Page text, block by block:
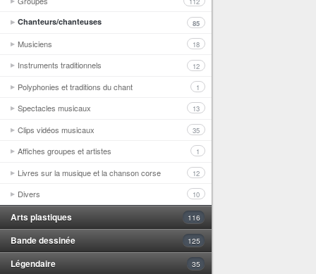
Chanteurs/chanteuses 85
Musiciens 18
Instruments traditionnels 12
Polyphonies et traditions du chant 1
Spectacles musicaux 13
Clips vidéos musicaux 35
Affiches groupes et artistes 1
Livres sur la musique et la chanson corse 12
Divers 10
Arts plastiques 116
Bande dessinée 125
Légendaire 35